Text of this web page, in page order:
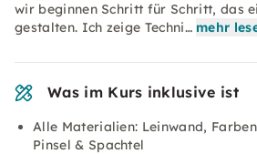
wir beginnen Schritt für Schritt, das
gestalten. Ich zeige Techni… mehr
Was im Kurs inklusive ist
Alle Materialien: Leinwand,
Pinsel & Spachtel